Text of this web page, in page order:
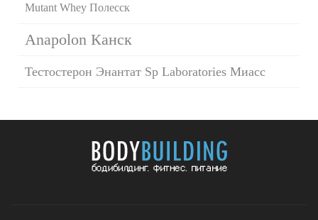
Mutant Whey Полесск
Anapolon Канск
Тестостерон Энантат Sp Laboratories Миасс